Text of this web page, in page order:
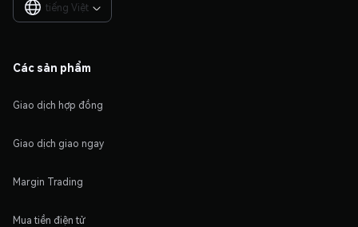
tiếng Việt 
Các sản phẩm
Giao dịch hợp đồng
Giao dịch giao ngay
Margin Trading
Mua tiền điện tử